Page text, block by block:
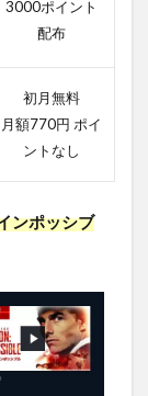
3000ポイント
配布
初月無料
月額770円 ポイ
ントなし
ンポッシブ